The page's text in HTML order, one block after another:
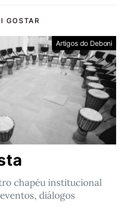
GOSTAR
Artigos do Deboni
chapéu institucional
diálogos